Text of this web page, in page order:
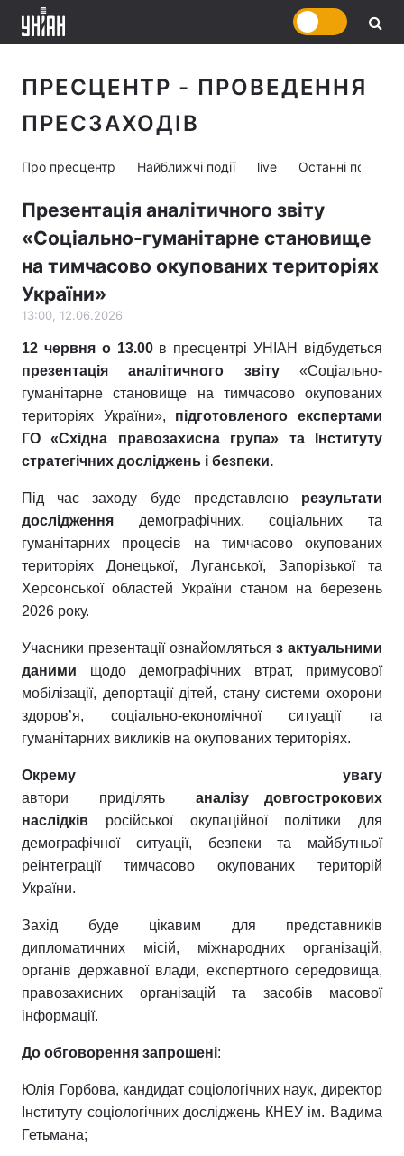
Головна
Україна Політика
Економіка Світ
Техно і зв'язок Лайт
Зброя Інциденти
Здоров'я Туризм
ПРЕСЦЕНТР - ПРОВЕДЕННЯ
ПРЕСЗАХОДІВ
Про пресцентр Найближчі події live Останні події
Презентація аналітичного звіту
«Соціально-гуманітарне становище
на тимчасово окупованих територіях
України»
13:00, 12.06.2026
12 червня о 13.00 в пресцентрі УНІАН відбудеться
презентація аналітичного звіту «Соціально-
гуманітарне становище на тимчасово окупованих
територіях України», підготовленого експертами
ГО «Східна правозахисна група» та Інституту
стратегічних досліджень і безпеки.
Під час заходу буде представлено результати
дослідження демографічних, соціальних та
гуманітарних процесів на тимчасово окупованих
територіях Донецької, Луганської, Запорізької та
Херсонської областей України станом на березень
2026 року.
Учасники презентації ознайомляться з актуальними
даними щодо демографічних втрат, примусової
мобілізації, депортації дітей, стану системи охорони
здоров’я, соціально-економічної ситуації та
гуманітарних викликів на окупованих територіях.
Окрему увагу
автори
приділять аналізу довгострокових
наслідків російської окупаційної політики для
демографічної ситуації, безпеки та майбутньої
реінтеграції тимчасово окупованих територій
України.
Захід буде цікавим для представників
дипломатичних місій, міжнародних організацій,
органів державної влади, експертного середовища,
правозахисних організацій та засобів масової
інформації.
До обговорення запрошені:
Юлія Горбова, кандидат соціологічних наук, директор
Інституту соціологічних досліджень КНЕУ ім. Вадима
Гетьмана;